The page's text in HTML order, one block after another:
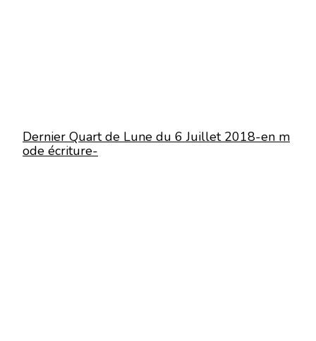
Dernier Quart de Lune du 6 Juillet 2018-en m
ode écriture-